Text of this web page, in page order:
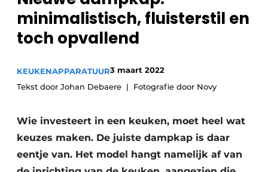
Privacy / Cookie statement
Vacature aanmelden
Video’s
minimalistisch, fluisterstil en
toch opvallend
KEUKENAPPARATUUR3 maart 2022
Tekst door Johan Debaere
Fotografie door Novy
Wie investeert in een keuken, moet heel wat
keuzes maken. De juiste dampkap is daar
eentje van. Het model hangt namelijk af van